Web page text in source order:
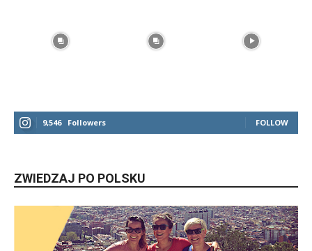
9,546 Followers FOLLOW
ZWIEDZAJ PO POLSKU